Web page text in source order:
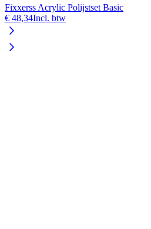
Fixxerss Acrylic Polijstset Basic
€ 48,34Incl. btw